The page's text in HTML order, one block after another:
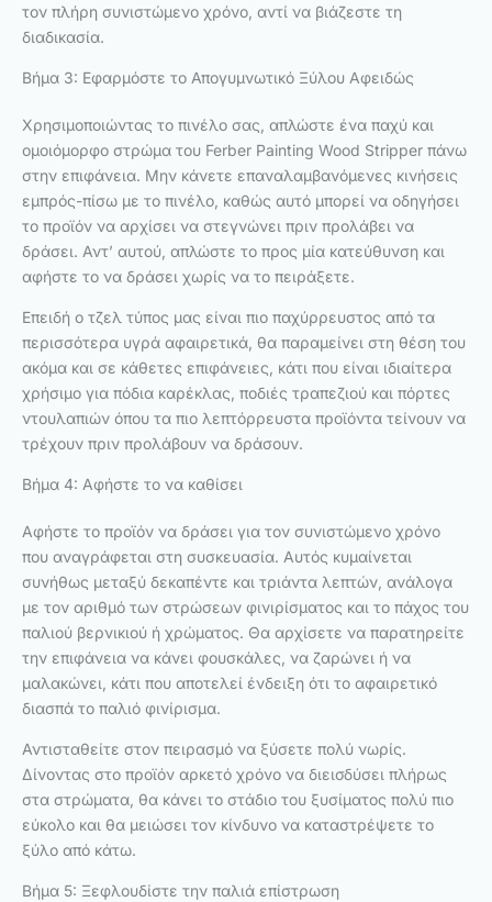
τον πλήρη συνιστώμενο χρόνο, αντί να βιάζεστε τη
διαδικασία.
Βήμα 3: Εφαρμόστε το Απογυμνωτικό Ξύλου Αφειδώς
Χρησιμοποιώντας το πινέλο σας, απλώστε ένα παχύ και
ομοιόμορφο στρώμα του Ferber Painting Wood Stripper πάνω
στην επιφάνεια. Μην κάνετε επαναλαμβανόμενες κινήσεις
εμπρός-πίσω με το πινέλο, καθώς αυτό μπορεί να οδηγήσει
το προϊόν να αρχίσει να στεγνώνει πριν προλάβει να
δράσει. Αντ’ αυτού, απλώστε το προς μία κατεύθυνση και
αφήστε το να δράσει χωρίς να το πειράξετε.
Επειδή ο τζελ τύπος μας είναι πιο παχύρρευστος από τα
περισσότερα υγρά αφαιρετικά, θα παραμείνει στη θέση του
ακόμα και σε κάθετες επιφάνειες, κάτι που είναι ιδιαίτερα
χρήσιμο για πόδια καρέκλας, ποδιές τραπεζιού και πόρτες
ντουλαπιών όπου τα πιο λεπτόρρευστα προϊόντα τείνουν να
τρέχουν πριν προλάβουν να δράσουν.
Βήμα 4: Αφήστε το να καθίσει
Αφήστε το προϊόν να δράσει για τον συνιστώμενο χρόνο
που αναγράφεται στη συσκευασία. Αυτός κυμαίνεται
συνήθως μεταξύ δεκαπέντε και τριάντα λεπτών, ανάλογα
με τον αριθμό των στρώσεων φινιρίσματος και το πάχος του
παλιού βερνικιού ή χρώματος. Θα αρχίσετε να παρατηρείτε
την επιφάνεια να κάνει φουσκάλες, να ζαρώνει ή να
μαλακώνει, κάτι που αποτελεί ένδειξη ότι το αφαιρετικό
διασπά το παλιό φινίρισμα.
Αντισταθείτε στον πειρασμό να ξύσετε πολύ νωρίς.
Δίνοντας στο προϊόν αρκετό χρόνο να διεισδύσει πλήρως
στα στρώματα, θα κάνει το στάδιο του ξυσίματος πολύ πιο
εύκολο και θα μειώσει τον κίνδυνο να καταστρέψετε το
ξύλο από κάτω.
Βήμα 5: Ξεφλουδίστε την παλιά επίστρωση